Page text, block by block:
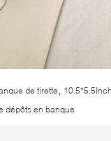
de tirette
dépôts en banque